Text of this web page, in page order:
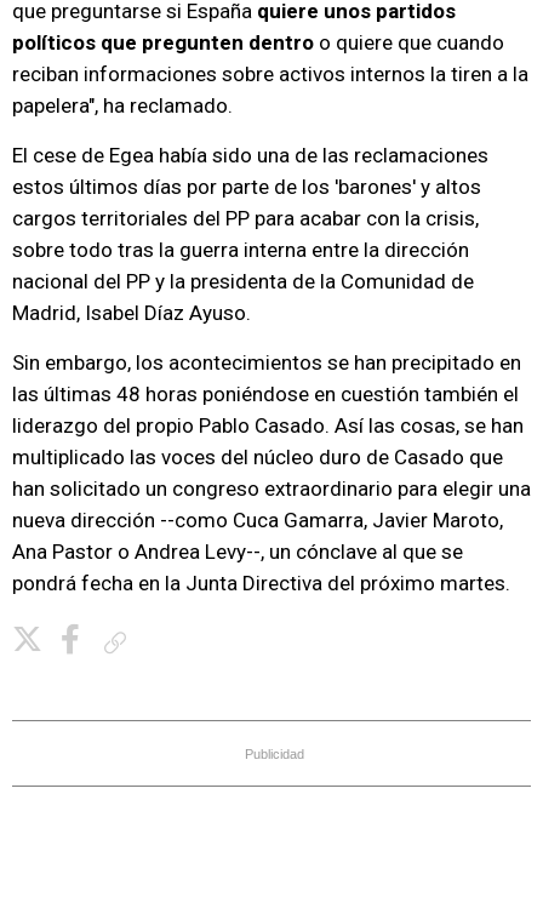
que preguntarse si España quiere unos partidos
políticos que pregunten dentro o quiere que cuando
reciban informaciones sobre activos internos la tiren a la
papelera", ha reclamado.
El cese de Egea había sido una de las reclamaciones
estos últimos días por parte de los 'barones' y altos
cargos territoriales del PP para acabar con la crisis,
sobre todo tras la guerra interna entre la dirección
nacional del PP y la presidenta de la Comunidad de
Madrid, Isabel Díaz Ayuso.
Sin embargo, los acontecimientos se han precipitado en
las últimas 48 horas poniéndose en cuestión también el
liderazgo del propio Pablo Casado. Así las cosas, se han
multiplicado las voces del núcleo duro de Casado que
han solicitado un congreso extraordinario para elegir una
nueva dirección --como Cuca Gamarra, Javier Maroto,
Ana Pastor o Andrea Levy--, un cónclave al que se
pondrá fecha en la Junta Directiva del próximo martes.
Publicidad